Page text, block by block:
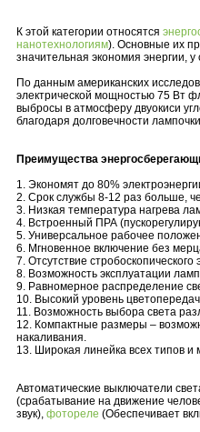
К этой категории относятся
нанотехнологиям). Основные их
значительная экономия энергии,
По данным американских
электрической мощностью 75 Вт
выбросы в атмосферу двуокиси
благодаря долговечности
Преимущества
1. Экономят до 80%
2. Срок службы 8-12 раз больше,
3. Низкая температура нагрева
4. Встроенный ПРА
5. Универсальное рабочее
6. Мгновенное включение без
7. Отсутствие
8. Возможность эксплуатации
9. Равномерное распределение
10. Высокий уровень
11. Возможность выбора света
12. Компактные размеры –
накаливания.
13. Широкая линейка всех типов и
Автоматические выключатели
(срабатывание на движение
звук), фотореле (Обеспечивает